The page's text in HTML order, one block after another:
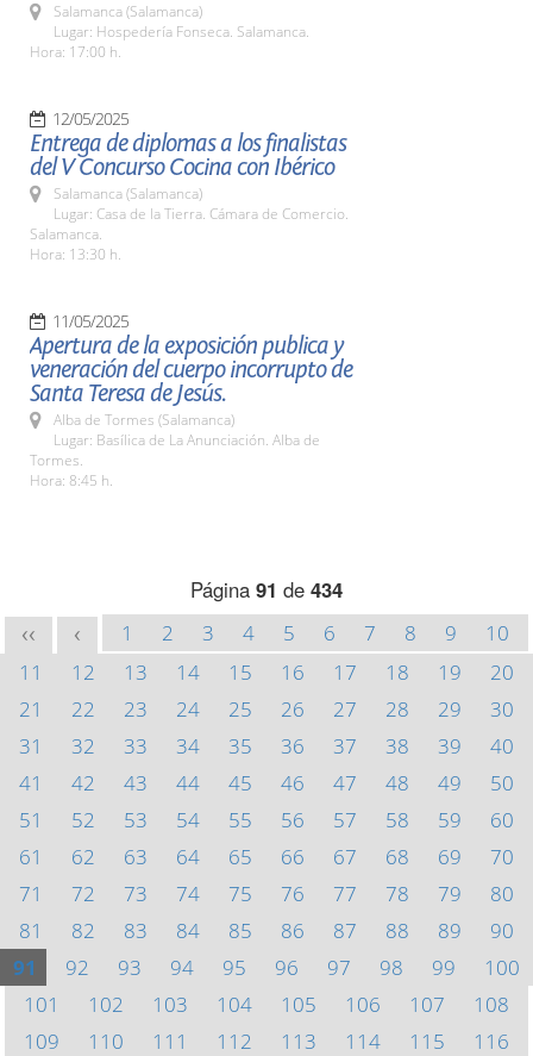
Salamanca (Salamanca)
Lugar: Hospedería Fonseca. Salamanca.
Hora: 17:00 h.
12/05/2025
Entrega de diplomas a los finalistas
del V Concurso Cocina con Ibérico
Salamanca (Salamanca)
Lugar: Casa de la Tierra. Cámara de Comercio.
Salamanca.
Hora: 13:30 h.
11/05/2025
Apertura de la exposición publica y
veneración del cuerpo incorrupto de
Santa Teresa de Jesús.
Alba de Tormes (Salamanca)
Lugar: Basílica de La Anunciación. Alba de
Tormes.
Hora: 8:45 h.
Página 91 de 434
<< < 1 2 3 4 5 6 7 8 9
10
11
12 13 14 15 16 17 18 19
20
21
22 23 24 25 26 27 28 29
30
31
32 33 34 35 36 37 38 39
40
41
42 43 44 45 46 47 48 49
50
51
52 53 54 55 56 57 58 59
60
61
62 63 64 65 66 67 68 69
70
71
72 73 74 75 76 77 78 79
80
81
82 83 84 85 86 87 88 89
90
91
92 93 94 95 96 97 98 99
100
101
102 103 104 105 106 107
108
109
110 111 112 113 114 115
116